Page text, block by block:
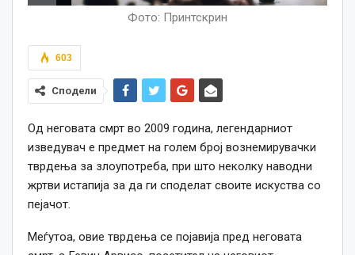
Фото: Принтскрин
603
Сподели
Од неговата смрт во 2009 година, легендарниот
изведувач е предмет на голем број вознемирувачки
тврдења за злоупотреба, при што неколку наводни
жртви истапија за да ги споделат своите искуства со
пејачот.
Меѓутоа, овие тврдења се појавија пред неговата